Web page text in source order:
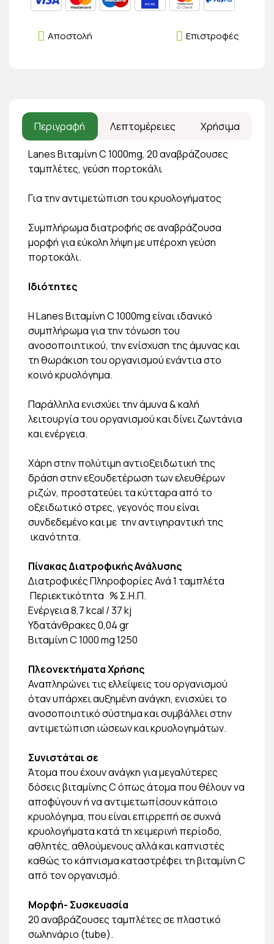
Επιστροφές
Αποστολή
Περιγραφή Λεπτομέρειες Χρήσιμα
Lanes Βιταμίνη C 1000mg, 20 αναβράζουσες
ταμπλέτες, γεύση πορτοκάλι
Για την αντιμετώπιση του κρυολογήματος
Συμπλήρωμα διατροφής σε αναβράζουσα
μορφή για εύκολη λήψη με υπέροχη γεύση
πορτοκάλι.
Ιδιότητες
Η Lanes Βιταμίνη C 1000mg είναι ιδανικό
συμπλήρωμα για την τόνωση του
ανοσοποιητικού, την ενίσχυση της άμυνας και
τη θωράκιση του οργανισμού ενάντια στο
κοινό κρυολόγημα.
Παράλληλα ενισχύει την άμυνα & καλή
λειτουργία του οργανισμού και δίνει ζωντάνια
και ενέργεια.
Χάρη στην πολύτιμη αντιοξειδωτική της
δράση στην εξουδετέρωση των ελευθέρων
ριζών, προστατεύει τα κύτταρα από το
οξειδωτικό στρες, γεγονός που είναι
συνδεδεμένο και με την αντιγηραντική της
ικανότητα.
Πίνακας Διατροφικής Ανάλυσης
Διατροφικές Πληροφορίες Ανά 1 ταμπλέτα
Περιεκτικότητα % Σ.Η.Π.
Ενέργεια8,7 kcal / 37 kj
Υδατάνθρακες0,04 gr
Βιταμίνη C1000 mg1250
Πλεονεκτήματα Χρήσης
Αναπληρώνει τις ελλείψεις του οργανισμού
όταν υπάρχει αυξημένη ανάγκη, ενισχύει το
ανοσοποιητικό σύστημα και συμβάλλει στην
αντιμετώπιση ιώσεων και κρυολογημάτων.
Συνιστάται σε
Άτομα που έχουν ανάγκη για μεγαλύτερες
δόσεις βιταμίνης C όπως άτομα που θέλουν να
αποφύγουν ή να αντιμετωπίσουν κάποιο
κρυολόγημα, που είναι επιρρεπή σε συχνά
κρυολογήματα κατά τη χειμερινή περίοδο,
αθλητές, αθλούμενους αλλά και καπνιστές
καθώς το κάπνισμα καταστρέφει τη βιταμίνη C
από τον οργανισμό.
Μορφή- Συσκευασία
20 αναβράζουσες ταμπλέτες σε πλαστικό
σωληνάριο (tube).